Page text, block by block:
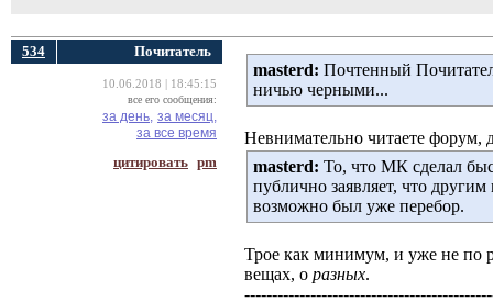
534 Почитатель
10.06.2018 | 18:45:15
все его сообщения:
за день, за месяц,
за все время
цитировать pm
masterd: Почтенный
ничью черными...
Невнимательно читаете форум,
masterd: То, что МК сделал
публично заявляет, что
возможно был уже перебор.
Трое как минимум, и уже не по
вещах, о разных.